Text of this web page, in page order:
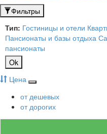
Фильтры
Тип: Гостиницы и отели
Пансионаты и базы отдыха
пансионаты
Ok
Цена
от дешевых
от дорогих